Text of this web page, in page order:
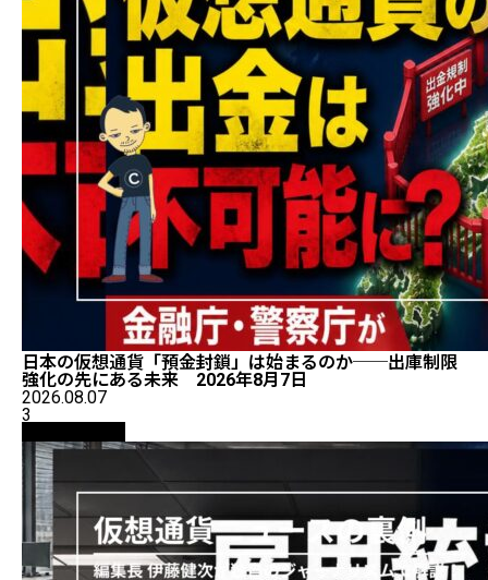
日本の仮想通貨「預金封鎖」は始まるのか──出庫制限
強化の先にある未来 2026年8月7日
2026.08.07
3